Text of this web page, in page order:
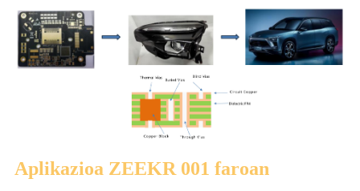
Aplikazioa ZEEKR 001 faroan